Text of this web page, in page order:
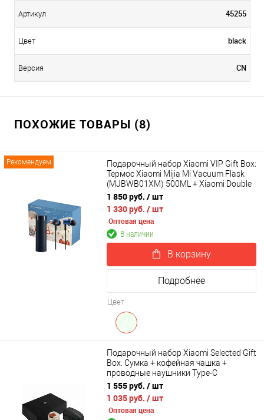
Артикул 45255
Цвет black
Версия CN
ПОХОЖИЕ ТОВАРЫ (8)
Рекомендуем
Подарочный набор Xiaomi VIP Gift Box:
Термос Xiaomi Mijia Mi Vacuum Flask
(MJBWB01XM) 500ML + Xiaomi Double
Dynamic Earphone SDQEJ06WM
1 850 руб. / шт
1 330 руб. / шт
Оптовая цена
В наличии
В корзину
Подробнее
Цвет
Подарочный набор Xiaomi Selected Gift
Box: Cумка + кофейная чашка +
проводные наушники Type-C
1 555 руб. / шт
1 035 руб. / шт
Оптовая цена